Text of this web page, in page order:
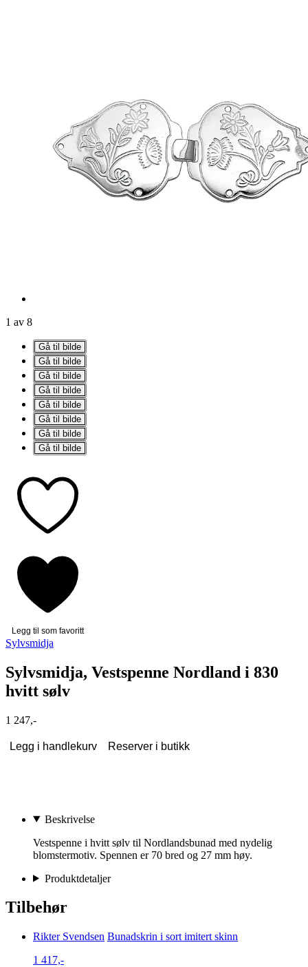
1 av 8
Gå til bilde
Gå til bilde
Gå til bilde
Gå til bilde
Gå til bilde
Gå til bilde
Gå til bilde
Gå til bilde
Legg til som favoritt
Sylvsmidja
Sylvsmidja, Vestspenne Nordland i 830
hvitt sølv
1 247,-
Legg i handlekurv Reserver i butikk
Beskrivelse
Vestspenne i hvitt sølv til Nordlandsbunad med nydelig
blomstermotiv. Spennen er 70 bred og 27 mm høy.
Produktdetaljer
Tilbehør
Rikter Svendsen Bunadskrin i sort imitert skinn
1 417,-